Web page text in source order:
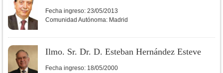
Fecha ingreso: 23/05/2013
Comunidad Autónoma: Madrid
Ilmo. Sr. Dr. D. Esteban Hernández Esteve
Fecha ingreso: 18/05/2000